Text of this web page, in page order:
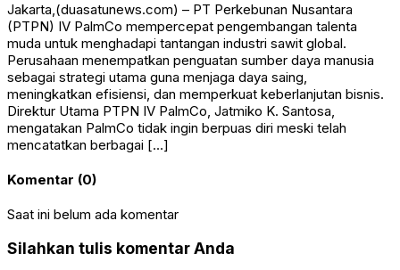
Jakarta,(duasatunews.com) – PT Perkebunan Nusantara
(PTPN) IV PalmCo mempercepat pengembangan talenta
muda untuk menghadapi tantangan industri sawit global.
Perusahaan menempatkan penguatan sumber daya manusia
sebagai strategi utama guna menjaga daya saing,
meningkatkan efisiensi, dan memperkuat keberlanjutan bisnis.
Direktur Utama PTPN IV PalmCo, Jatmiko K. Santosa,
mengatakan PalmCo tidak ingin berpuas diri meski telah
mencatatkan berbagai […]
Komentar (0)
Saat ini belum ada komentar
Silahkan tulis komentar Anda